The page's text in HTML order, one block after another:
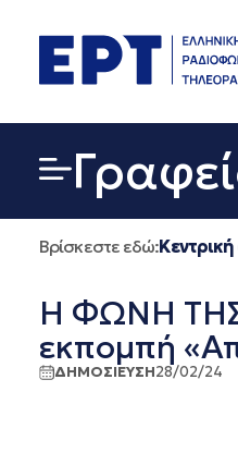
περιεχόμενο
Βρίσκεστε εδώ:
Η ΦΩΝΗ ΤΗΣ
εκπομπή
ΔΗΜΟΣΙΕΥΣΗ28/02/24